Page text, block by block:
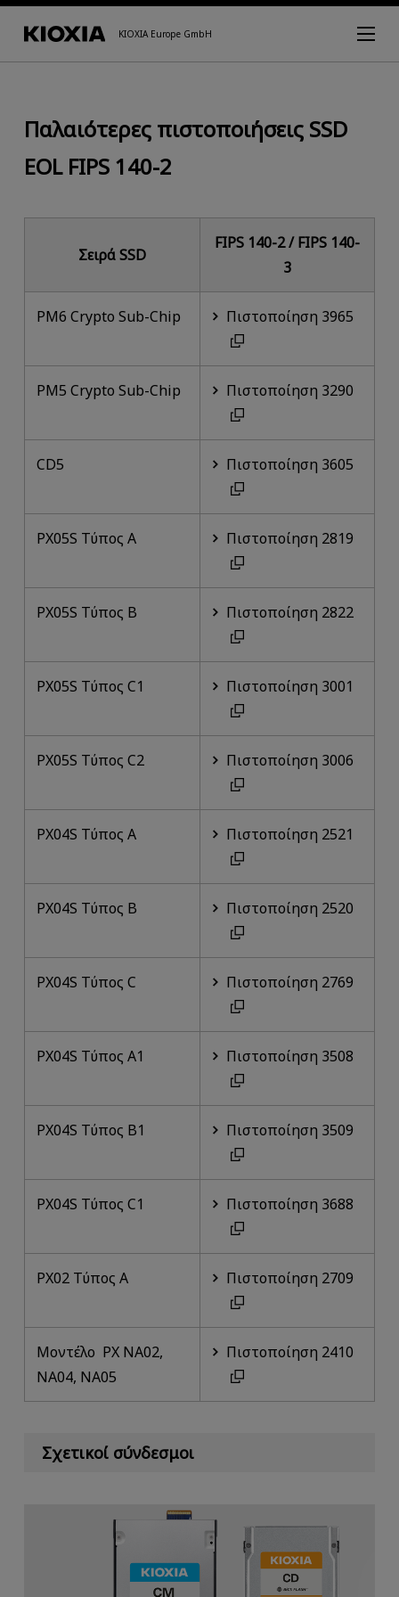
KIOXIA Europe GmbH
Παλαιότερες πιστοποιήσεις SSD
EOL FIPS 140-2
Σειρά SSD
FIPS 140-2 / FIPS 140-
3
PM6 Crypto Sub-Chip Πιστοποίηση 3965
PM5 Crypto Sub-Chip Πιστοποίηση 3290
CD5 Πιστοποίηση 3605
PX05S Τύπος A Πιστοποίηση 2819
PX05S Τύπος B Πιστοποίηση 2822
PX05S Τύπος C1 Πιστοποίηση 3001
PX05S Τύπος C2 Πιστοποίηση 3006
PX04S Τύπος A Πιστοποίηση 2521
PX04S Τύπος B Πιστοποίηση 2520
PX04S Τύπος C Πιστοποίηση 2769
PX04S Τύπος A1 Πιστοποίηση 3508
PX04S Τύπος B1 Πιστοποίηση 3509
PX04S Τύπος C1 Πιστοποίηση 3688
PX02 Τύπος A Πιστοποίηση 2709
Μοντέλο PX NA02,
NA04, NA05
Πιστοποίηση 2410
Σχετικοί σύνδεσμοι